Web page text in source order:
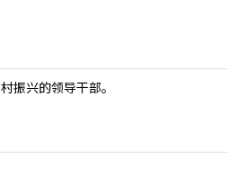
振兴的领导干部。